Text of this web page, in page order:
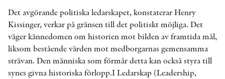
Det avgörande politiska ledarskapet, konstaterar Henry
Kissinger, verkar på gränsen till det politiskt möjliga. Det
väger kännedomen om historien mot bilden av framtida mål,
liksom bestående värden mot medborgarnas gemensamma
strävan. Den människa som förmår detta kan också styra till
synes givna historiska förlopp.I Ledarskap (Leadership,